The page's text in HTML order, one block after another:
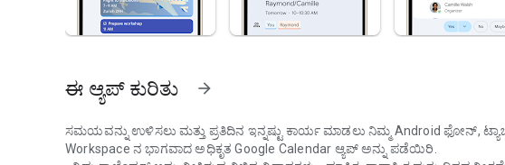
ಈ ಆ್ಯಪ್ ಕುರಿತು arrow_forward
ಸಮಯವನ್ನು ಉಳಿಸಲು ಮತ್ತು ಪ್ರತಿದಿನ ಇನ್ನಷ್ಟು ಕಾರ್ಯ ಮಾಡಲು ನಿಮ್ಮ Android ಫೋನ್,
Workspace ನ ಭಾಗವಾದ ಅಧಿಕೃತ Google Calendar ಆ್ಯಪ್ ಅನ್ನು ಪಡೆಯಿರಿ.